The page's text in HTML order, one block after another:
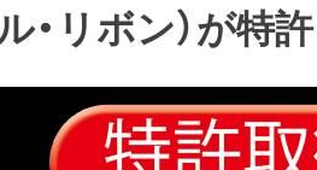
ル・リボン）が特